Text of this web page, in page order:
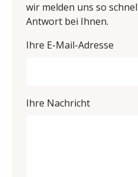
wir melden uns so
Antwort bei Ihnen.
Ihre E-Mail-Adresse
Ihre Nachricht